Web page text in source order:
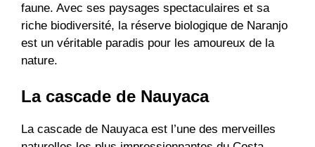
faune. Avec ses paysages spectaculaires et sa
riche biodiversité, la réserve biologique de Naranjo
est un véritable paradis pour les amoureux de la
nature.
La cascade de Nauyaca
La cascade de Nauyaca est l’une des merveilles